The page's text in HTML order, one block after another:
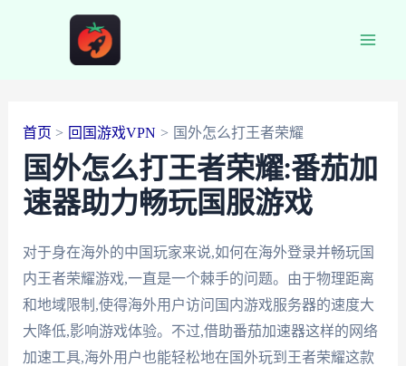
首页 回国游戏VPN 国外怎么打王者荣耀
国外怎么打王者荣耀:番茄加
速器助力畅玩国服游戏
对于身在海外的中国玩家来说,如何在海外登录并畅玩国
内王者荣耀游戏,一直是一个棘手的问题。由于物理距离
和地域限制,使得海外用户访问国内游戏服务器的速度大
大降低,影响游戏体验。不过,借助番茄加速器这样的网络
加速工具,海外用户也能轻松地在国外玩到王者荣耀这款